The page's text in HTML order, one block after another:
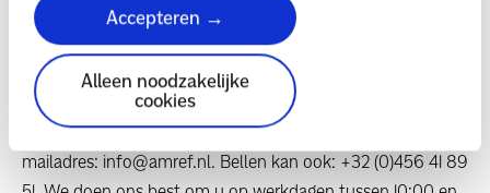
Accepteren →
Alleen noodzakelijke
cookies
belang. Wij doen dan ook ons uiterste best om op een
verantwoorde en transparante wijze met uw bijdragen om
te gaan. Toch kan het zijn dat u ergens ontevreden over
bent, een klacht hebt of een opmerking wilt maken. Neem
dan gerust contact met ons op via ons e-
mailadres: info@amref.nl. Bellen kan ook: +32 (0)456 41 89